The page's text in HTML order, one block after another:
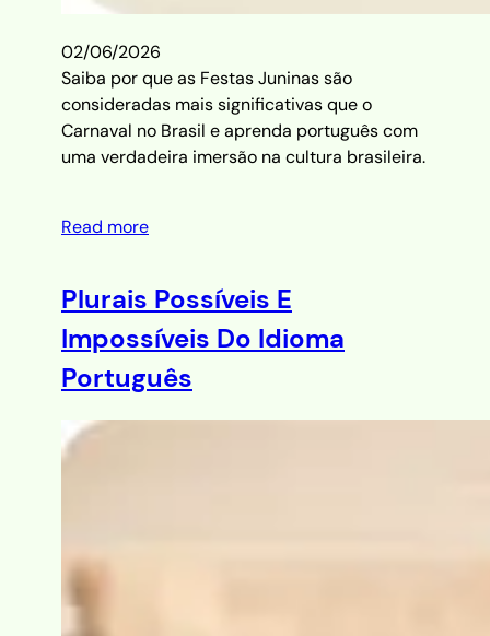
02/06/2026
Saiba por que as Festas Juninas são
consideradas mais significativas que o
Carnaval no Brasil e aprenda português com
uma verdadeira imersão na cultura brasileira.
Read more
Plurais Possíveis E
Impossíveis Do Idioma
Português